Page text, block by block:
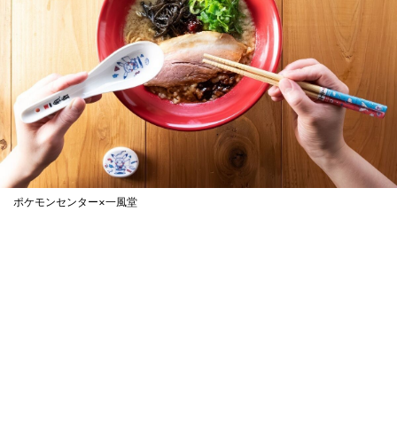
ポケモンセンター×一風堂